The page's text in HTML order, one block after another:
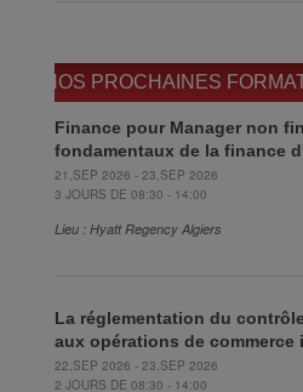
NOS PROCHAINES
Finance pour Manager non
fondamentaux de la finance
21,SEP 2026 - 23,SEP 2026
3 JOURS DE 08:30 - 14:00
Lieu : Hyatt Regency Algiers
La réglementation du
aux opérations de commerce
22,SEP 2026 - 23,SEP 2026
2 JOURS DE 08:30 - 14:00